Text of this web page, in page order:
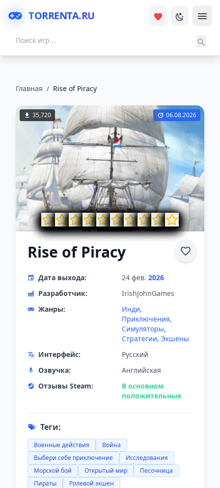
TORRENTA.RU
Главная / Rise of Piracy
35,720 06.08.2026
Rise of Piracy
Дата выхода: 24 фев. 2026
Разработчик:
IrishJohnGames
Жанры:
Инди,
Приключения,
Симуляторы,
Стратегии, Экшены
Интерфейс:
Русский
Озвучка:
Английская
Отзывы Steam:
В основном
положительные
Теги:
Военные действия
Война
Выбери себе приключение
Исследования
Морской бой
Открытый мир
Песочница
Пираты
Ролевой экшен